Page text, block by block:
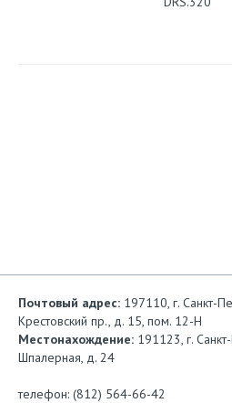
Почтовый адрес: 197110, г. Санкт-
Крестовский пр., д. 15, пом. 12-Н
Местонахождение: 191123, г.
Шпалерная, д. 24
телефон: (812) 564-66-42